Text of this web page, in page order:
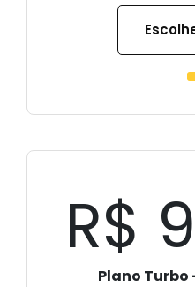
R$
Plano Turbo